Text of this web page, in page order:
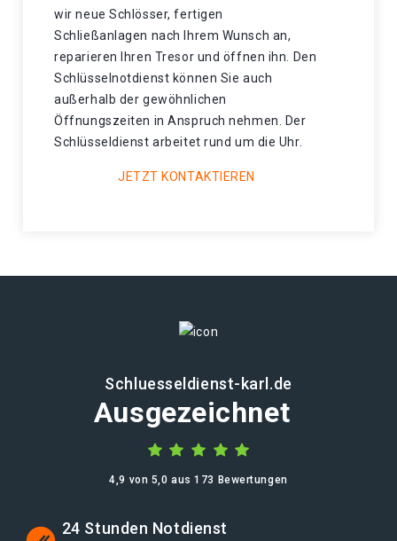
wir neue Schlösser, fertigen
Schließanlagen nach Ihrem Wunsch an,
reparieren Ihren Tresor und öffnen ihn. Den
Schlüsselnotdienst können Sie auch
außerhalb der gewöhnlichen
Öffnungszeiten in Anspruch nehmen. Der
Schlüsseldienst arbeitet rund um die Uhr.
JETZT KONTAKTIEREN
Schluesseldienst-karl.de
Ausgezeichnet
4,9 von 5,0 aus 173 Bewertungen
24 Stunden Notdienst